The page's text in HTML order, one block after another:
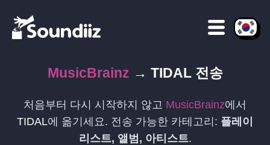
MusicBrainz → TIDAL전송
처음부터 다시 시작하지 않고 MusicBrainz에서
TIDAL에 옮기세요. 전송 가능한 카테고리: 플레이
리스트, 앨범, 아티스트.